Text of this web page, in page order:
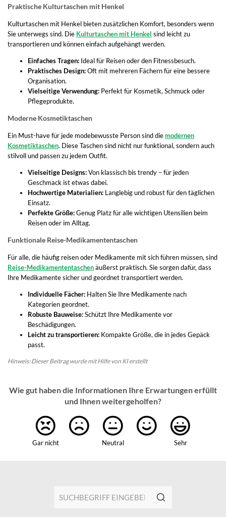
Praktische Kulturtaschen mit Henkel
Kulturtaschen mit Henkel bieten zusätzlichen Komfort, besonders wenn
Sie unterwegs sind. Die Kulturtaschen mit Henkel sind leicht zu
transportieren und können einfach aufgehängt werden.
Einfaches Tragen: Ideal für Reisen oder den Fitnessbesuch.
Praktisches Design:Oft mit mehreren Fächern für eine bessere
Organisation.
Vielseitige Verwendung: Perfekt für Kosmetik, Schmuck oder
Pflegeprodukte.
Moderne Kosmetiktaschen
Ein Must-have für jede modebewusste Person sind diemodernen
Kosmetiktaschen. Diese Taschen sind nicht nur funktional, sondern auch
stilvoll und passen zu jedem Outfit.
Vielseitige Designs:Von klassisch bis trendy – für jeden
Geschmack ist etwas dabei.
Hochwertige Materialien: Langlebig und robust für den täglichen
Einsatz.
Perfekte Größe:Genug Platz für alle wichtigen Utensilien beim
Reisen oder im Alltag.
Funktionale Reise-Medikamententaschen
Für alle, die häufig reisen oder Medikamente mit sich führen müssen, sind
Reise-Medikamententaschenäußerst praktisch. Sie sorgen dafür, dass
Ihre Medikamente sicher und geordnet transportiert werden.
Individuelle Fächer: Halten Sie Ihre Medikamente nach
Kategorien geordnet.
Robuste Bauweise:Schützt Ihre Medikamente vor
Beschädigungen.
Leicht zu transportieren: Kompakte Größe, die in jedes Gepäck
passt.
Hinweis: Dieser Beitrag wurde mit Hilfe von KI erstellt
Wie gut haben die Informationen Ihre Erwartungen erfüllt
und Ihnen weitergeholfen?
Gar nicht Neutral Sehr